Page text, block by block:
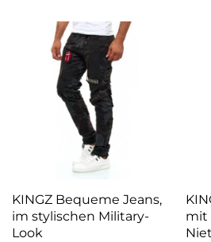
KINGZ Bequeme Jeans,
im stylischen Military-
Look
mit